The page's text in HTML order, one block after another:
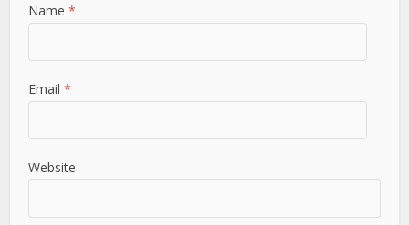
Name*
Email*
Website